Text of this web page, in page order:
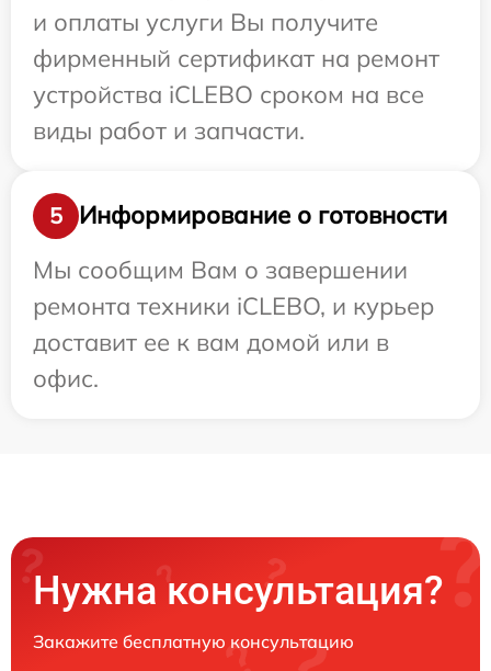
и оплаты услуги Вы получите
фирменный сертификат на ремонт
устройства iCLEBO сроком на все
виды работ и запчасти.
5
Информирование о готовности
Мы сообщим Вам о завершении
ремонта техники iCLEBO, и курьер
доставит ее к вам домой или в
офис.
Нужна консультация?
Закажите бесплатную консультацию